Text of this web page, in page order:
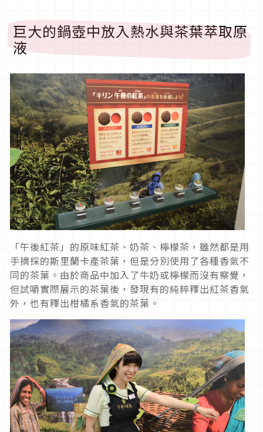
巨大的鍋壺中放入熱水與茶葉萃取原
液
「午後紅茶」的原味紅茶、奶茶、檸檬茶，雖然都是用
手摘採的斯里蘭卡產茶葉，但是分別使用了各種香氣不
同的茶葉。由於商品中加入了牛奶或檸檬而沒有察覺，
但試嚼實際展示的茶葉後，發現有的純粹釋出紅茶香氣
外，也有釋出柑橘系香氣的茶葉。